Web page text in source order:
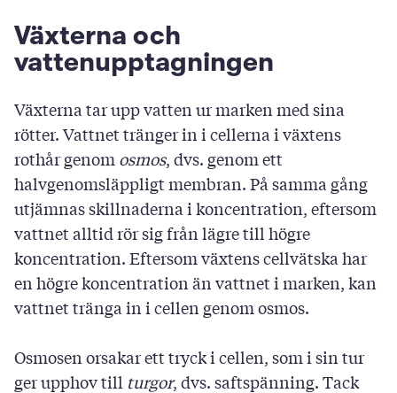
Växterna och
vattenupptagningen
Växterna tar upp vatten ur marken med sina
rötter. Vattnet tränger in i cellerna i växtens
rothår genom osmos, dvs. genom ett
halvgenomsläppligt membran. På samma gång
utjämnas skillnaderna i koncentration, eftersom
vattnet alltid rör sig från lägre till högre
koncentration. Eftersom växtens cellvätska har
en högre koncentration än vattnet i marken, kan
vattnet tränga in i cellen genom osmos.
Osmosen orsakar ett tryck i cellen, som i sin tur
ger upphov till turgor, dvs. saftspänning. Tack